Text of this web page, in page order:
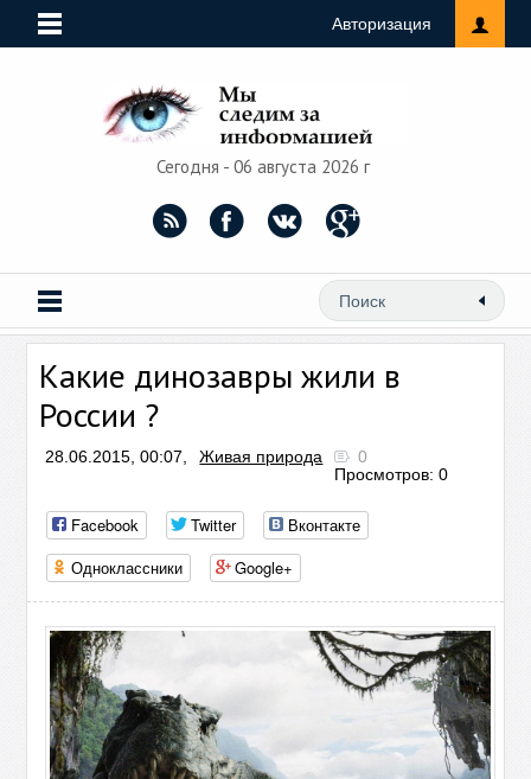
Авторизация
Сегодня - 06 августа 2026 г
Какие динозавры жили в
России ?
28.06.2015, 00:07, Живая природа
0
Просмотров: 0
Facebook Twitter
Вконтакте
Одноклассники
Google+